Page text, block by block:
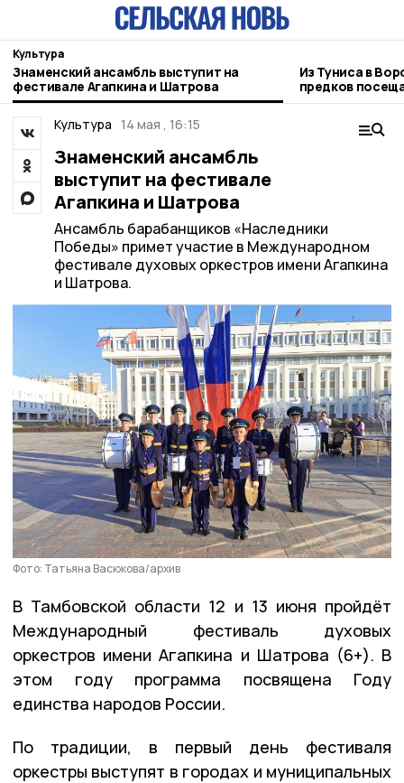
Культура
Знаменский ансамбль выступит на
фестивале Агапкина и Шатрова
Из Туниса в
предков
зарубежья
Культура 14 мая , 16:15
Знаменский ансамбль
выступит на фестивале
Агапкина и Шатрова
Ансамбль барабанщиков «Наследники
Победы» примет участие в Международном
фестивале духовых оркестров имени Агапкина
и Шатрова.
Фото: Татьяна Васюкова/архив
В Тамбовской области 12 и 13 июня пройдёт
Международный фестиваль духовых
оркестров имени Агапкина и Шатрова (6+). В
этом году программа посвящена Году
единства народов России.
По традиции, в первый день фестиваля
оркестры выступят в городах и муниципальных